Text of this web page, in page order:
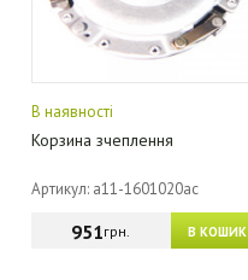
В наявності
Корзина зчеплення
Артикул: a11-1601020ac
В КОШИК
951грн.